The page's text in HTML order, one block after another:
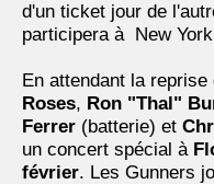
d'un ticket jour de
participera à New
En attendant la reprise
Roses, Ron "Thal"
Ferrer (batterie) et
un concert spécial à
février. Les Gunners